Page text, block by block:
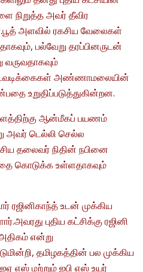
நிறுத்த அவர் தீவிர
அளவில் ரகசிய வேலைகள்
பல்வேறு தரப்பினருடன்
வருவதாகவும்
நடவடிக்கைகள் அண்ணாமலையின்
உறுதிப்படுத்துகின்றன.
ஆன்மீகப் பயணம்
அவர் டெல்லி செல்ல
தலைவர் நிதின் நபினை
கொடுக்க உள்ளதாகவும்
ரஜினிகாந்த் உடன் முக்கிய
புதிய கட்சிக்கு ரஜினி
என்று
தமிழகத்தின் பல முக்கிய
எஸ் மற்றும் ஐபி எஸ் உயர்